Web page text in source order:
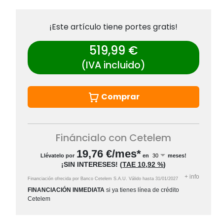
¡Este artículo tiene portes gratis!
519,99 €
(IVA incluido)
Comprar
Fináncialo con Cetelem
Llévatelo por 19,76 €/mes* en meses!
¡SIN INTERESES! (TAE 10,92 %)
Financiación ofrecida por Banco Cetelem S.A.U. Válido hasta 31/01/2027 + info
FINANCIACIÓN INMEDIATA si ya tienes línea de crédito
Cetelem